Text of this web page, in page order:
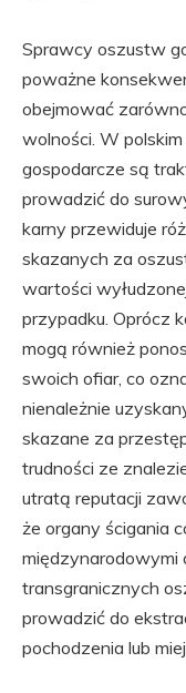
Sprawcy oszustw
poważne
obejmować
wolności. W
gospodarcze są
prowadzić do
karny przewiduje
skazanych za
wartości
przypadku. Oprócz
mogą również
swoich ofiar, co
nienależnie
skazane za
trudności ze
utratą reputacji
że organy ścigania
międzynarodowymi
transgranicznych
prowadzić do
pochodzenia lub